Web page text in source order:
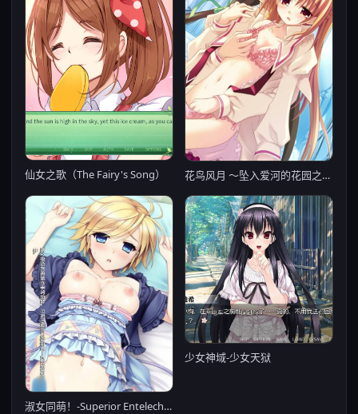
仙女之歌（The Fairy's Song） 花鸟风月 ～坠入爱河的花园之姬～
淑女同萌！-Superior Entelecheia- / ハロー・レディ！ -Superior Entelecheia- 汉化硬盘版【PC0901】
少女神域-少女天狱